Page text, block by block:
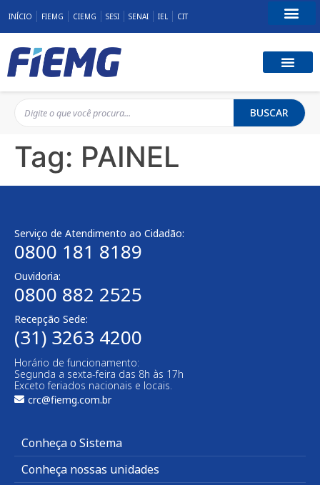
INÍCIO FIEMG CIEMG SESI SENAI IEL CIT
BUSCAR
Tag: PAINEL
Serviço de Atendimento ao Cidadão:
0800 181 8189
Ouvidoria:
0800 882 2525
Recepção Sede:
(31) 3263 4200
Horário de funcionamento:
Segunda a sexta-feira das 8h às 17h
Exceto feriados nacionais e locais.
crc@fiemg.com.br
Conheça o Sistema
Conheça nossas unidades